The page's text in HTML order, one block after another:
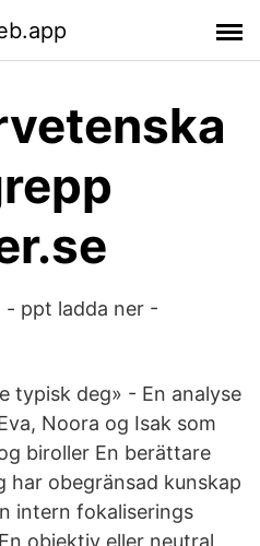
- ppt ladda ner -
typisk deg» - En analyse
Noora og Isak som
biroller En berättare
har obegränsad kunskap
intern fokaliserings
objektiv eller neutral